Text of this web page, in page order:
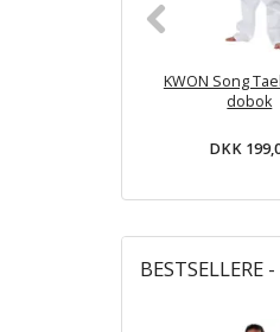
KWON Song
dobok
DKK
BESTSELLERE -